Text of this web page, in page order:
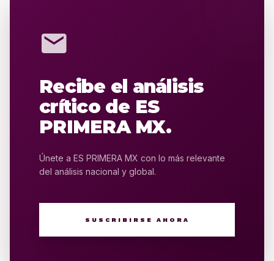
mail
Recibe el análisis
crítico de ES
PRIMERA MX.
Únete a ES PRIMERA MX con lo más relevante
del análisis nacional y global.
SUSCRIBIRSE AHORA